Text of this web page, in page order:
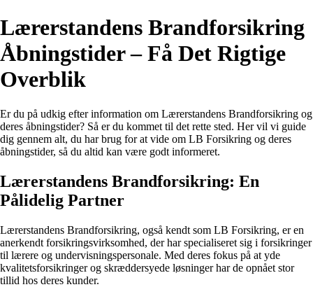
Lærerstandens Brandforsikring
Åbningstider – Få Det Rigtige
Overblik
Er du på udkig efter information om Lærerstandens Brandforsikring og
deres åbningstider? Så er du kommet til det rette sted. Her vil vi guide
dig gennem alt, du har brug for at vide om LB Forsikring og deres
åbningstider, så du altid kan være godt informeret.
Lærerstandens Brandforsikring: En
Pålidelig Partner
Lærerstandens Brandforsikring, også kendt som LB Forsikring, er en
anerkendt forsikringsvirksomhed, der har specialiseret sig i forsikringer
til lærere og undervisningspersonale. Med deres fokus på at yde
kvalitetsforsikringer og skræddersyede løsninger har de opnået stor
tillid hos deres kunder.